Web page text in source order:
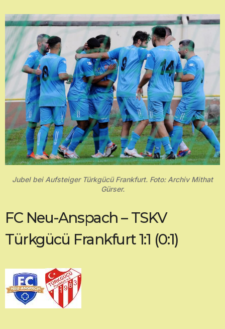
Jubel bei Aufsteiger Türkgücü Frankfurt. Foto: Archiv Mithat
Gürser.
FC Neu-Anspach – TSKV
Türkgücü Frankfurt 1:1 (0:1)